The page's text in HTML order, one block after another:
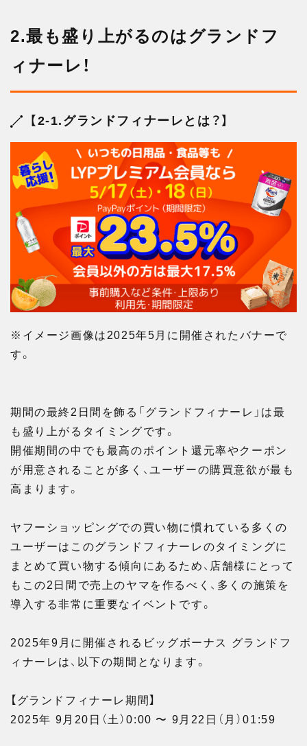
2.最も盛り上がるのはグランドフ
ィナーレ！
【2-1.グランドフィナーレとは？】
※イメージ画像は2025年5月に開催されたバナーで
す。
期間の最終2日間を飾る「グランドフィナーレ」は最
も盛り上がるタイミングです。
開催期間の中でも最高のポイント還元率やクーポン
が用意されることが多く、ユーザーの購買意欲が最も
高まります。
ヤフーショッピングでの買い物に慣れている多くの
ユーザーはこのグランドフィナーレのタイミングに
まとめて買い物する傾向にあるため、店舗様にとって
もこの2日間で売上のヤマを作るべく、多くの施策を
導入する非常に重要なイベントです。
2025年9月に開催されるビッグボーナス グランドフ
ィナーレは、以下の期間となります。
【グランドフィナーレ期間】
2025年 9月20日（土）0:00 〜 9月22日（月）01:59